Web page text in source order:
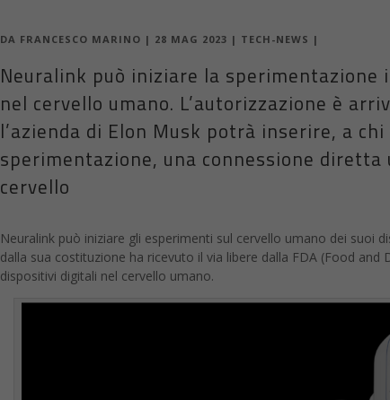
DA FRANCESCO MARINO | 28 MAG 2023 | TECH-NEWS |
Neuralink può iniziare la
nel cervello umano. L’autorizzazione è
l’azienda di Elon Musk potrà inserire, a
sperimentazione, una connessione
cervello
Neuralink può iniziare gli esperimenti sul cervello umano dei suoi
dalla sua costituzione ha ricevuto il via libere dalla FDA (Food
dispositivi digitali nel cervello umano.